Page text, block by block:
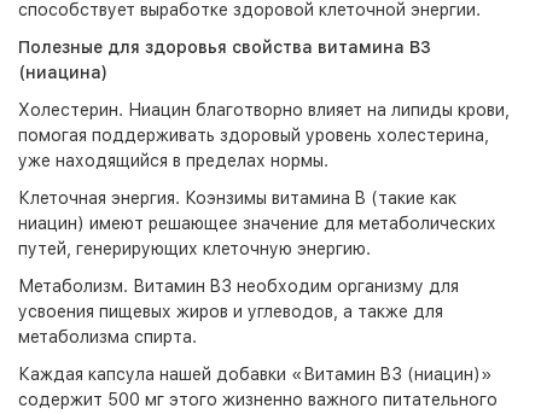
способствует выработке здоровой клеточной энергии.
Полезные для здоровья свойства витамина B3
(ниацина)
Холестерин. Ниацин благотворно влияет на липиды крови,
помогая поддерживать здоровый уровень холестерина,
уже находящийся в пределах нормы.
Клеточная энергия. Коэнзимы витамина B (такие как
ниацин) имеют решающее значение для метаболических
путей, генерирующих клеточную энергию.
Метаболизм. Витамин B3 необходим организму для
усвоения пищевых жиров и углеводов, а также для
метаболизма спирта.
Каждая капсула нашей добавки «Витамин B3 (ниацин)»
содержит 500 мг этого жизненно важного питательного